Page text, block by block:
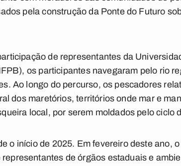
pela construção da Ponte do Futuro
de representantes da
os participantes navegaram pelo rio
Ao longo do percurso, os pescadores
dos maretórios, territórios onde mar e
local, por serem moldados pelo ciclo
o início de 2025. Em fevereiro deste ano,
de órgãos estaduais e